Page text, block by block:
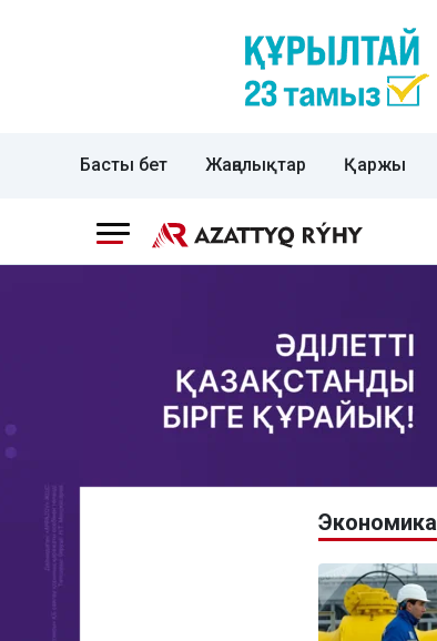
Басты бет Жаңалықтар Қаржы
Экономика